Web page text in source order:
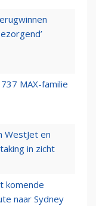
MAX-familie
WestJet en
in zicht
komende
naar Sydney